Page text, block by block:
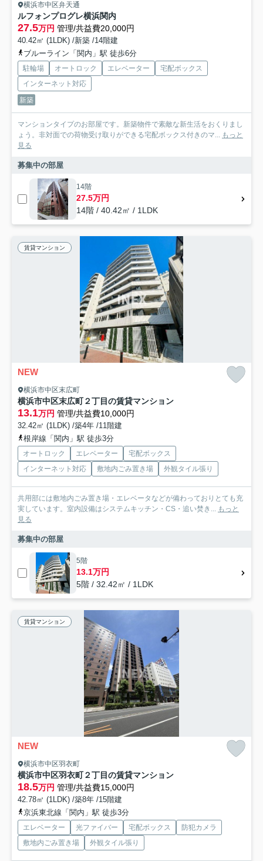
横浜市中区弁天通
ルフォンプログレ横浜関内
27.5万円 管理/共益費20,000円
40.42㎡ (1LDK) /新築 /14階建
ブルーライン「関内」駅 徒歩6分
駐輪場 オートロック エレベーター
宅配ボックス
インターネット対応
新築
マンションタイプのお部屋です。新築物件で素敵な新生活をおくりまし
ょう。非対面での荷物受け取りができる宅配ボックス付きのマ... もっと
見る
募集中の部屋
14階
27.5万円
14階 / 40.42㎡ / 1LDK
賃貸マンション
NEW
横浜市中区末広町
横浜市中区末広町２丁目の賃貸マンション
13.1万円 管理/共益費10,000円
32.42㎡ (1LDK) /築4年 /11階建
根岸線「関内」駅 徒歩3分
オートロック エレベーター
宅配ボックス
インターネット対応
敷地内ごみ置き場 外観タイル張り
共用部には敷地内ごみ置き場・エレベータなどが備わっておりとても充
実しています。室内設備はシステムキッチン・CS・追い焚き... もっと
見る
募集中の部屋
5階
13.1万円
5階 / 32.42㎡ / 1LDK
賃貸マンション
NEW
横浜市中区羽衣町
横浜市中区羽衣町２丁目の賃貸マンション
18.5万円 管理/共益費15,000円
42.78㎡ (1LDK) /築8年 /15階建
京浜東北線「関内」駅 徒歩3分
エレベーター 光ファイバー 宅配ボックス
防犯カメラ
敷地内ごみ置き場
外観タイル張り